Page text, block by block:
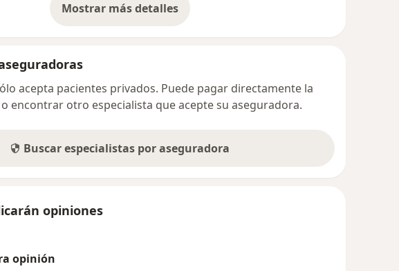
Mostrar más detalles
sobre la dirección
acepta pacientes privados. Puede pagar directamente la
encontrar otro especialista que acepte su aseguradora.
Buscar especialistas por aseguradora
opiniones
opinión